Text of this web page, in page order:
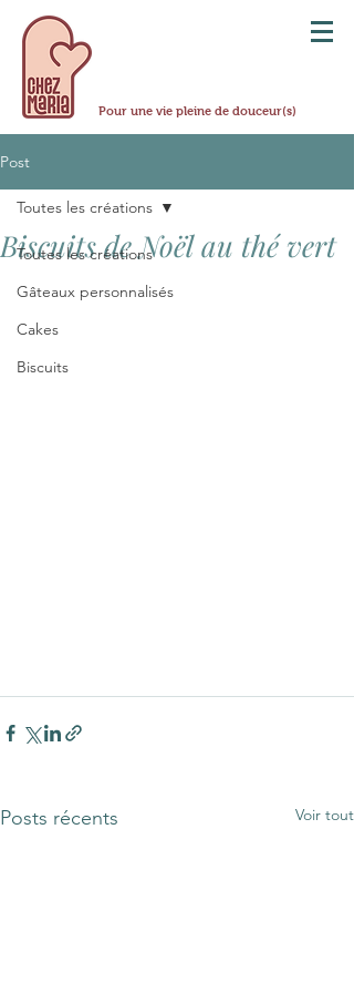
Pour une vie pleine de douceur(s)
Post
Toutes les créations
Gâteaux personnalisés
Cakes
Biscuits
Toutes les créations
Biscuits de Noël au thé vert
Posts récents Voir tout